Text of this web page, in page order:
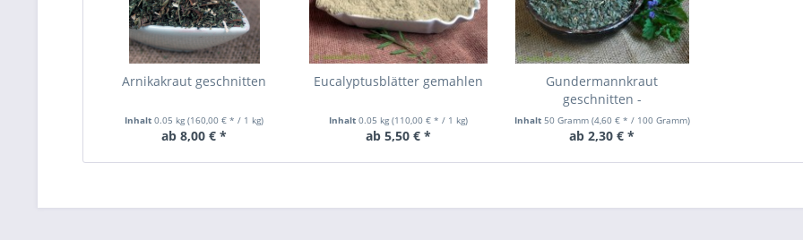
Arnikakraut geschnitten
Inhalt0.05 kg(160,00 € * / 1 kg)
ab 8,00 € *
Eucalyptusblätter gemahlen
Inhalt 0.05 kg (110,00 € * / 1 kg)
ab 5,50 € *
Gundermannkraut
geschnitten -
Gundelrebenkraut-
Inhalt 50 Gramm (4,60 € * / 100 Gramm)
ab 2,30 € *